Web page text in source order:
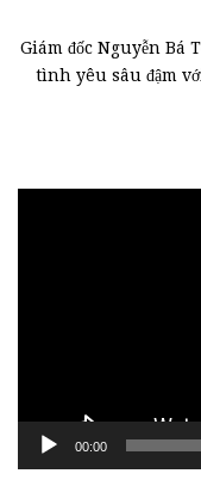
Giám đốc Nguyễn Bá
tình yêu sâu đậm
00:00